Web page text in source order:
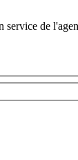
service de